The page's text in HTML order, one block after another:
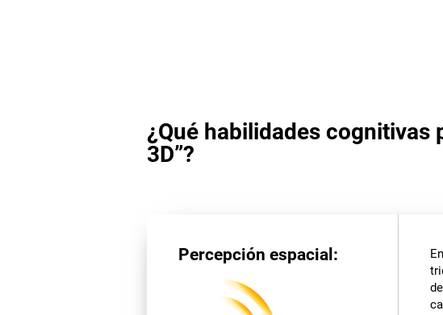
¿Qué habilidades cognitivas
3D”?
Percepción espacial: